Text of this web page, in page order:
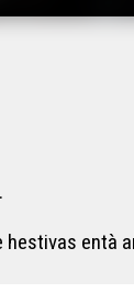
hestivas entà